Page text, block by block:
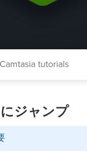
ジャンプ